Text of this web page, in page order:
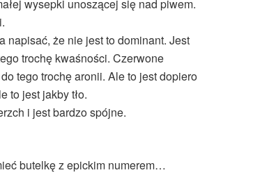
wysepki unoszącej się nad piwem.
napisać, że nie jest to dominant. Jest
trochę kwaśności. Czerwone
tego trochę aronii. Ale to jest dopiero
to jest jakby tło.
i jest bardzo spójne.
butelkę z epickim numerem…